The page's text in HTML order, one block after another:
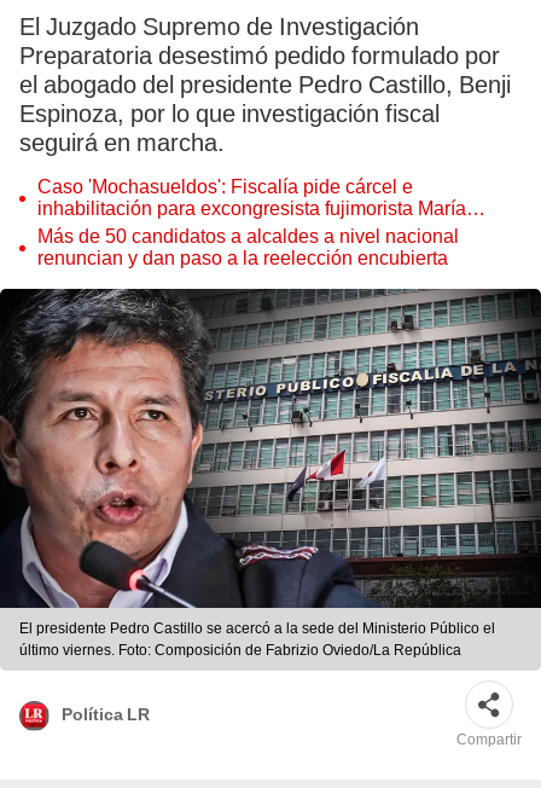
El Juzgado Supremo de Investigación
Preparatoria desestimó pedido formulado por
el abogado del presidente Pedro Castillo, Benji
Espinoza, por lo que investigación fiscal
seguirá en marcha.
Caso 'Mochasueldos': Fiscalía pide cárcel e
inhabilitación para excongresista fujimorista María
Cordero Jon Tay
Más de 50 candidatos a alcaldes a nivel nacional
renuncian y dan paso a la reelección encubierta
El presidente Pedro Castillo se acercó a la sede del Ministerio Público el
último viernes. Foto: Composición de Fabrizio Oviedo/La República
Política LR
Compartir